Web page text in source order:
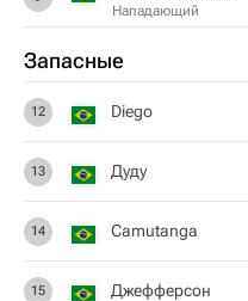
Нападающий
Запасные
12 Diego
13 Дуду
14 Camutanga
15 Джефферсон